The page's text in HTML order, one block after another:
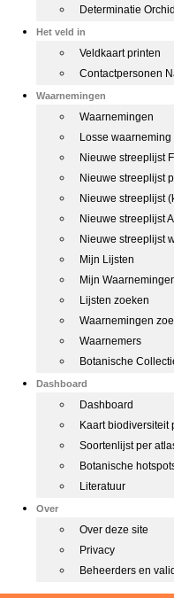
Determinatie
Het veld in
Veldkaart printen
Contactpersonen
Waarnemingen
Waarnemingen
Losse
Nieuwe streeplijst
Nieuwe streeplijst
Nieuwe streeplijst
Nieuwe streeplijst
Nieuwe streeplijst
Mijn Lijsten
Mijn
Lijsten zoeken
Waarnemingen
Waarnemers
Botanische
Dashboard
Dashboard
Kaart biodiversiteit
Soortenlijst per
Botanische
Literatuur
Over
Over deze site
Privacy
Beheerders en